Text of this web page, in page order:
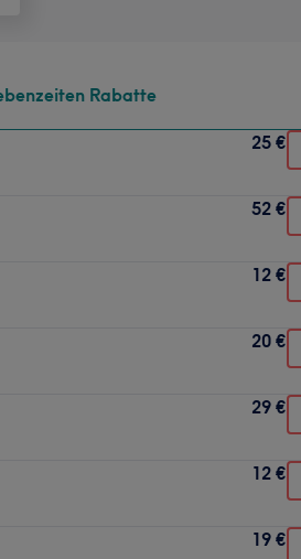
Rabatte
25 €
52 €
12 €
20 €
29 €
12 €
19 €